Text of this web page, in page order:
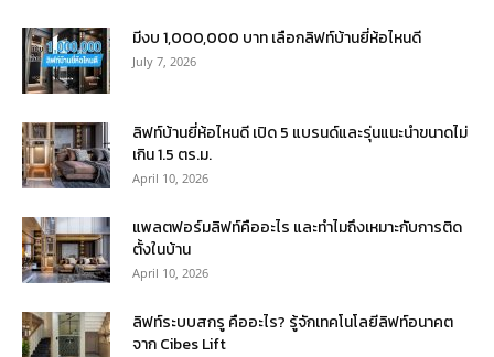
มีงบ 1,000,000 บาท เลือกลิฟท์บ้านยี่ห้อไหนดี
July 7, 2026
ลิฟท์บ้านยี่ห้อไหนดี เปิด 5 แบรนด์และรุ่นแนะนำขนาดไม่
เกิน 1.5 ตร.ม.
April 10, 2026
แพลตฟอร์มลิฟท์คืออะไร และทำไมถึงเหมาะกับการติด
ตั้งในบ้าน
April 10, 2026
ลิฟท์ระบบสกรู คืออะไร? รู้จักเทคโนโลยีลิฟท์อนาคต
จาก Cibes Lift